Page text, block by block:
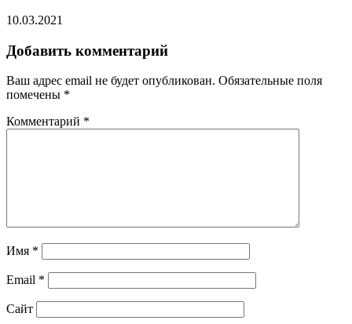
10.03.2021
Добавить комментарий
Ваш адрес email не будет опубликован. Обязательные поля
помечены *
Комментарий *
Имя *
Email *
Сайт